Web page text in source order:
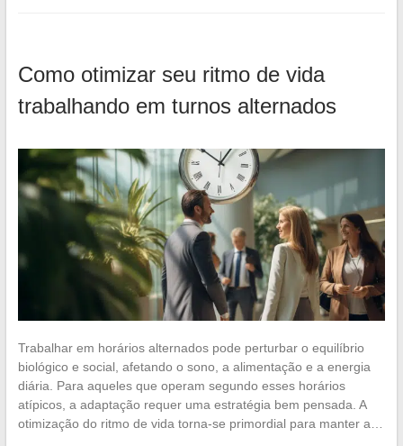
Como otimizar seu ritmo de vida
trabalhando em turnos alternados
Trabalhar em horários alternados pode perturbar o equilíbrio
biológico e social, afetando o sono, a alimentação e a energia
diária. Para aqueles que operam segundo esses horários
atípicos, a adaptação requer uma estratégia bem pensada. A
otimização do ritmo de vida torna-se primordial para manter a…